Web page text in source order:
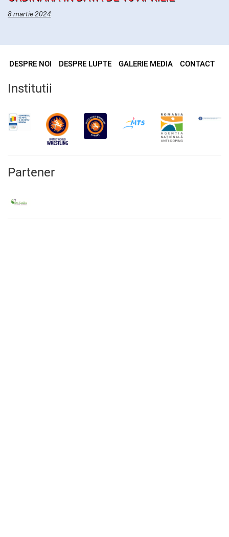
8 martie 2024
DESPRE NOI DESPRE LUPTE GALERIE MEDIA CONTACT
Institutii
Partener